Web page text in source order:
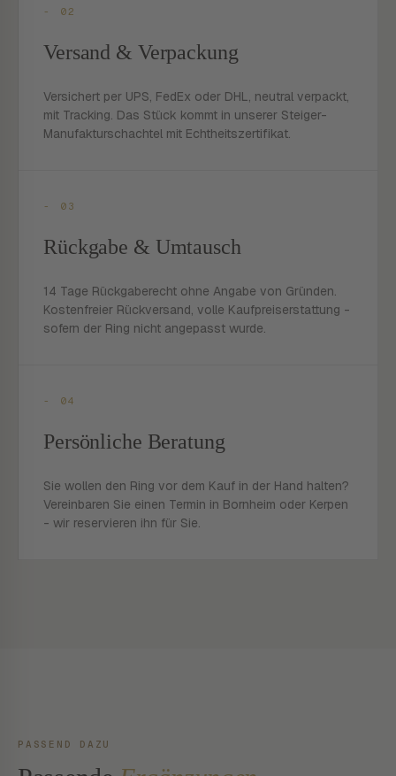
- 02
Versand & Verpackung
Versichert per UPS, FedEx oder DHL, neutral verpackt,
mit Tracking. Das Stück kommt in unserer Steiger-
Manufakturschachtel mit Echtheitszertifikat.
- 03
Rückgabe & Umtausch
14 Tage Rückgaberecht ohne Angabe von Gründen.
Kostenfreier Rückversand, volle Kaufpreiserstattung -
sofern der Ring nicht angepasst wurde.
- 04
Persönliche Beratung
Sie wollen den Ring vor dem Kauf in der Hand halten?
Vereinbaren Sie einen Termin in Bornheim oder Kerpen
- wir reservieren ihn für Sie.
PASSEND DAZU